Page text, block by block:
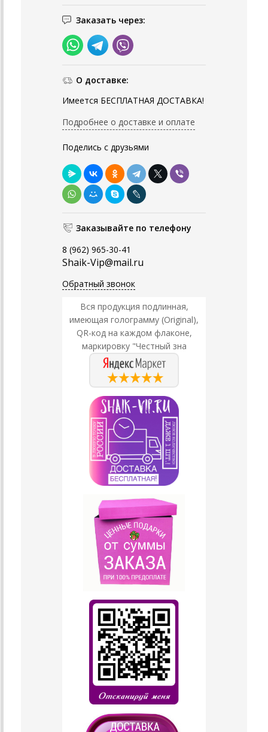
Заказать через:
О доставке:
Имеется БЕСПЛАТНАЯ ДОСТАВКА!
Подробнее о доставке и оплате
Поделись с друзьями
Заказывайте по телефону
8 (962) 965-30-41
Shaik-Vip@mail.ru
Обратный звонок
Вся продукция подлинная,
имеющая голограмму (Original),
QR-код на каждом флаконе,
маркировку "Честный зна